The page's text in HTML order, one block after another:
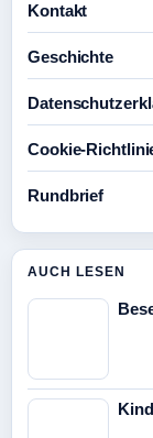
Kontakt
Geschichte
Cookie-
Rundbrief
AUCH LESEN